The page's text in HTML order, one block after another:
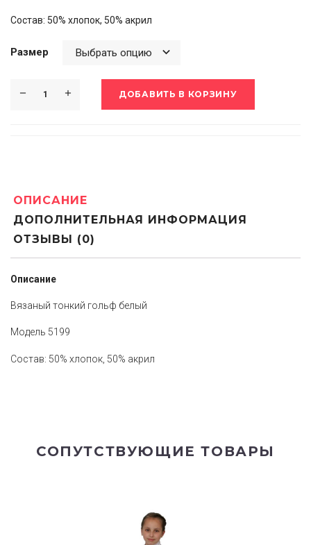
Состав: 50% хлопок, 50% акрил
Размер
ДОБАВИТЬ В КОРЗИНУ
ОПИСАНИЕ
ДОПОЛНИТЕЛЬНАЯ ИНФОРМАЦИЯ
ОТЗЫВЫ (0)
Описание
Вязаный тонкий гольф белый
Модель 5199
Состав: 50% хлопок, 50% акрил
СОПУТСТВУЮЩИЕ ТОВАРЫ